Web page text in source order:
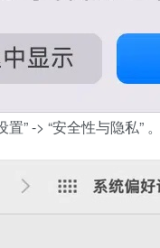
” -> “安全性与隐私” 。